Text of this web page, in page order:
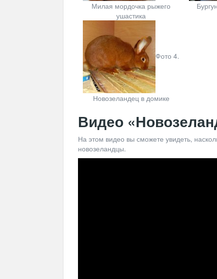
Милая мордочка рыжего
ушастика
Фото 4.
Новозеландец в домике
Видео
На этом видео вы сможете увидеть,
новозеландцы.